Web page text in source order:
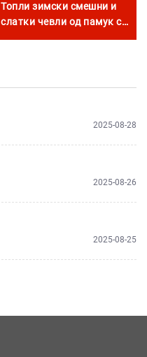
Топли зимски смешни и
слатки чевли од памук со
2025-08-28
2025-08-26
2025-08-25